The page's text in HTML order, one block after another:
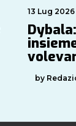
13 Lug 2026
by